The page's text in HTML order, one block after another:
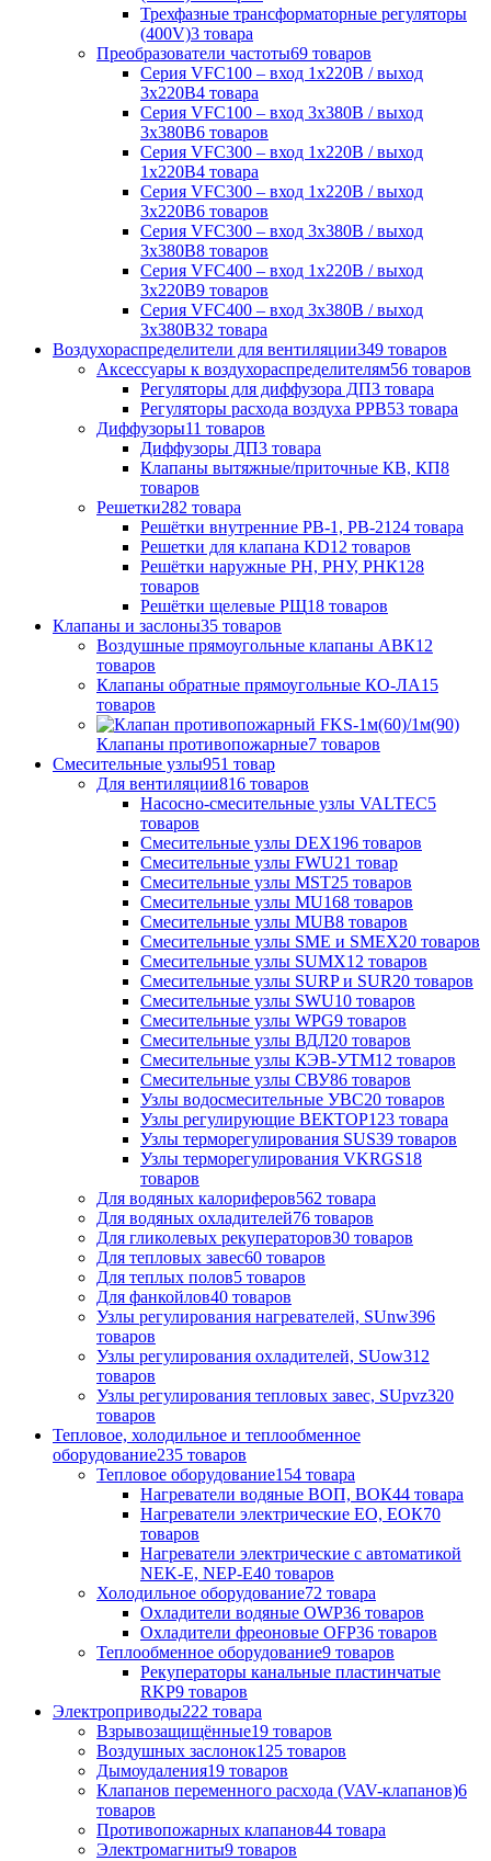
Трехфазные трансформаторные регуляторы
(400V)3 товара
Преобразователи частоты69 товаров
Серия VFC100 – вход 1х220В / выход
3х220В4 товара
Серия VFC100 – вход 3х380В / выход
3х380В6 товаров
Серия VFC300 – вход 1х220В / выход
1х220В4 товара
Серия VFC300 – вход 1х220В / выход
3х220В6 товаров
Серия VFC300 – вход 3х380В / выход
3х380В8 товаров
Серия VFC400 – вход 1х220В / выход
3х220В9 товаров
Серия VFC400 – вход 3х380В / выход
3х380В32 товара
Воздухораспределители для вентиляции349 товаров
Аксессуары к воздухораспределителям56 товаров
Регуляторы для диффузора ДП3 товара
Регуляторы расхода воздуха РРВ53 товара
Диффузоры11 товаров
Диффузоры ДП3 товара
Клапаны вытяжные/приточные КВ, КП8
товаров
Решетки282 товара
Решётки внутренние РВ-1, РВ-2124 товара
Решетки для клапана KD12 товаров
Решётки наружные РН, РНУ, РНК128
товаров
Решётки щелевые РЩ18 товаров
Клапаны и заслоны35 товаров
Воздушные прямоугольные клапаны АВК12
товаров
Клапаны обратные прямоугольные КО-ЛА15
товаров
Клапаны противопожарные7 товаров
Смесительные узлы951 товар
Для вентиляции816 товаров
Насосно-смесительные узлы VALTEC5
товаров
Смесительные узлы DEX196 товаров
Смесительные узлы FWU21 товар
Смесительные узлы MST25 товаров
Смесительные узлы MU168 товаров
Смесительные узлы MUB8 товаров
Смесительные узлы SME и SMEX20 товаров
Смесительные узлы SUMX12 товаров
Смесительные узлы SURP и SUR20 товаров
Смесительные узлы SWU10 товаров
Смесительные узлы WPG9 товаров
Смесительные узлы ВДЛ20 товаров
Смесительные узлы КЭВ-УТМ12 товаров
Смесительные узлы СВУ86 товаров
Узлы водосмесительные УВС20 товаров
Узлы регулирующие ВЕКТОР123 товара
Узлы терморегулирования SUS39 товаров
Узлы терморегулирования VKRGS18
товаров
Для водяных калориферов562 товара
Для водяных охладителей76 товаров
Для гликолевых рекуператоров30 товаров
Для тепловых завес60 товаров
Для теплых полов5 товаров
Для фанкойлов40 товаров
Узлы регулирования нагревателей, SUnw396
товаров
Узлы регулирования охладителей, SUow312
товаров
Узлы регулирования тепловых завес, SUpvz320
товаров
Тепловое, холодильное и теплообменное
оборудование235 товаров
Тепловое оборудование154 товара
Нагреватели водяные ВОП, ВОК44 товара
Нагреватели электрические ЕО, ЕОК70
товаров
Нагреватели электрические с автоматикой
NEK-E, NEP-E40 товаров
Холодильное оборудование72 товара
Охладители водяные OWP36 товаров
Охладители фреоновые OFP36 товаров
Теплообменное оборудование9 товаров
Рекуператоры канальные пластинчатые
RKP9 товаров
Электроприводы222 товара
Взрывозащищённые19 товаров
Воздушных заслонок125 товаров
Дымоудаления19 товаров
Клапанов переменного расхода (VAV-клапанов)6
товаров
Противопожарных клапанов44 товара
Электромагниты9 товаров